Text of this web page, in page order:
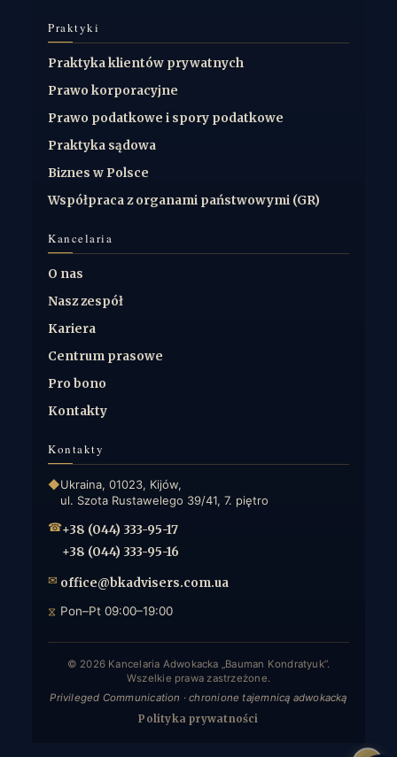
Praktyki
Praktyka klientów prywatnych
Prawo korporacyjne
Prawo podatkowe i spory podatkowe
Praktyka sądowa
Biznes w Polsce
Współpraca z organami państwowymi (GR)
Kancelaria
O nas
Nasz zespół
Kariera
Centrum prasowe
Pro bono
Kontakty
Kontakty
◆Ukraina, 01023, Kijów,
ul. Szota Rustawelego 39/41, 7. piętro
☎+38 (044) 333-95-17
+38 (044) 333-95-16
✉ office@bkadvisers.com.ua
⧖ Pon–Pt 09:00–19:00
© 2026 Kancelaria Adwokacka „Bauman Kondratyuk”.
Wszelkie prawa zastrzeżone.
Privileged Communication · chronione tajemnicą adwokacką
Polityka prywatności